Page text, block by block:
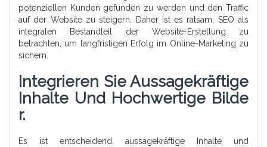
potenziellen Kunden gefunden zu werden und den Traffic
auf der Website zu steigern. Daher ist es ratsam, SEO als
integralen Bestandteil der Website-Erstellung zu
betrachten, um langfristigen Erfolg im Online-Marketing zu
sichern.
Integrieren Sie Aussagekräftige
Inhalte Und Hochwertige Bilde
R.
Es ist entscheidend, aussagekräftige Inhalte und